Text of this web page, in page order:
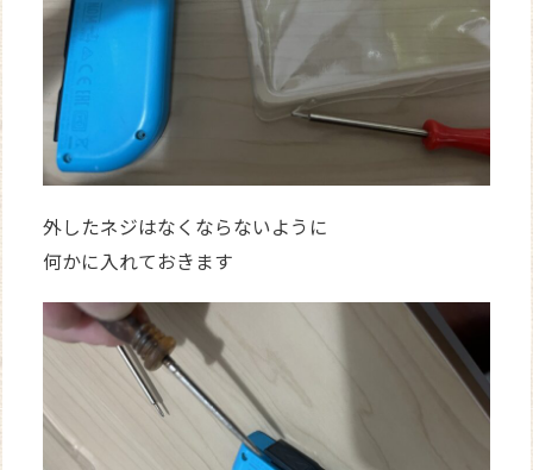
外したネジはなくならないように
何かに入れておきます